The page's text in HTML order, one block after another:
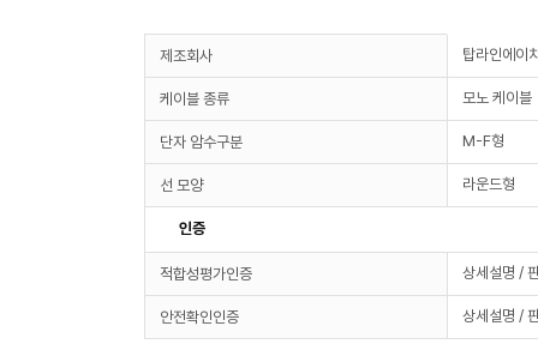
제조회사 탑라인에이
케이블 종류 모노 케이블
단자 암수구분 M-F형
선 모양 라운드형
인증
적합성평가인증 상세설명 /
안전확인인증 상세설명 /